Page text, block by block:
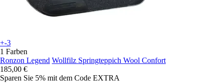
+-3
1 Farben
Ronzon Legend Wollfilz Springteppich Wool Confort
185,00 €
Sparen Sie 5% mit dem Code EXTRA